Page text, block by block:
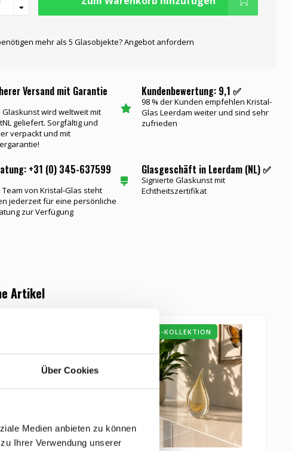
Über Cookies
Medien anbieten zu können
Ihrer Verwendung unserer
mehr als 5 Glasobjekte? Angebot anfordern
Versand mit Garantie
Glaskunst wird weltweit mit
geliefert. Sorgfältig und
verpackt und mit
Kundenbewertung: 9,1 ✅
98 % der Kunden empfehlen Kristal-
Glas Leerdam weiter und sind sehr
zufrieden
+31 (0) 345-637599
Team von Kristal-Glas steht
jederzeit für eine persönliche
zur Verfügung
Glasgeschäft in Leerdam (NL) ✅
Signierte Glaskunst mit
Echtheitszertifikat
Artikel
HAUS-KOLLEKTION